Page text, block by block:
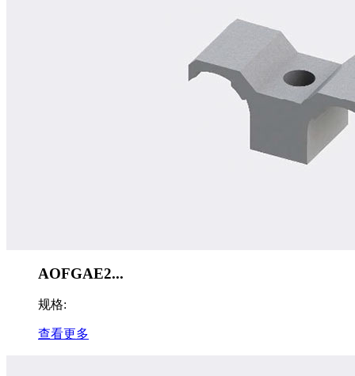
AOFGAE2...
规格:
查看更多